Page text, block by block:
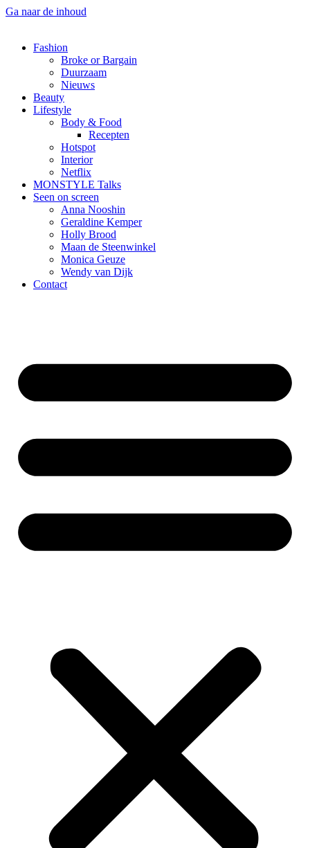
Ga naar de inhoud
Fashion
Broke or Bargain
Duurzaam
Nieuws
Beauty
Lifestyle
Body & Food
Recepten
Hotspot
Interior
Netflix
MONSTYLE Talks
Seen on screen
Anna Nooshin
Geraldine Kemper
Holly Brood
Maan de Steenwinkel
Monica Geuze
Wendy van Dijk
Contact